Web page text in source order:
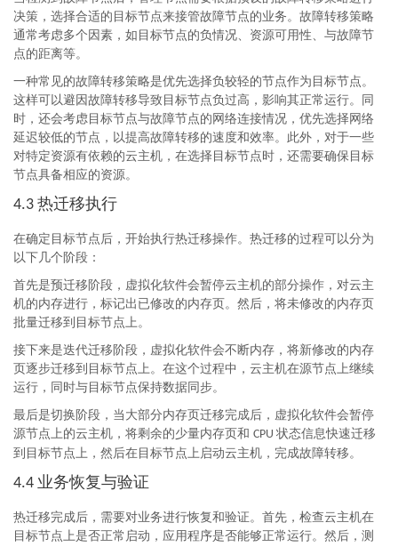
决策，选择合适的目标节点来接管故障节点的业务。故障转移策略
通常考虑多个因素，如目标节点的负情况、资源可用性、与故障节
点的距离等。
一种常见的故障转移策略是优先选择负较轻的节点作为目标节点。
这样可以避因故障转移导致目标节点负过高，影响其正常运行。同
时，还会考虑目标节点与故障节点的网络连接情况，优先选择网络
延迟较低的节点，以提高故障转移的速度和效率。此外，对于一些
对特定资源有依赖的云主机，在选择目标节点时，还需要确保目标
节点具备相应的资源。
4.3 热迁移执行
在确定目标节点后，开始执行热迁移操作。热迁移的过程可以分为
以下几个阶段：
首先是预迁移阶段，虚拟化软件会暂停云主机的部分操作，对云主
机的内存进行，标记出已修改的内存页。然后，将未修改的内存页
批量迁移到目标节点上。
接下来是迭代迁移阶段，虚拟化软件会不断内存，将新修改的内存
页逐步迁移到目标节点上。在这个过程中，云主机在源节点上继续
运行，同时与目标节点保持数据同步。
最后是切换阶段，当大部分内存页迁移完成后，虚拟化软件会暂停
源节点上的云主机，将剩余的少量内存页和 CPU 状态信息快速迁移
到目标节点上，然后在目标节点上启动云主机，完成故障转移。
4.4 业务恢复与验证
热迁移完成后，需要对业务进行恢复和验证。首先，检查云主机在
目标节点上是否正常启动，应用程序是否能够正常运行。然后，测